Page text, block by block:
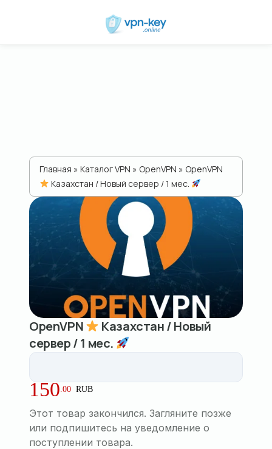
Главная » Каталог VPN » ОpenVPN » OpenVPN
Казахстан / Новый сервер / 1 мес.
OpenVPN
Казахстан / Новый
сервер / 1 мес.
150.00 RUB
Этот товар закончился. Загляните позже
или подпишитесь на уведомление о
поступлении товара.